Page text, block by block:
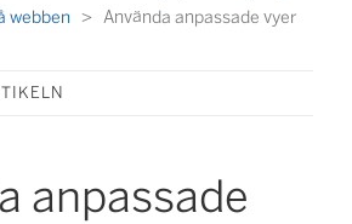
webben
Använda anpassade vyer
anpassade